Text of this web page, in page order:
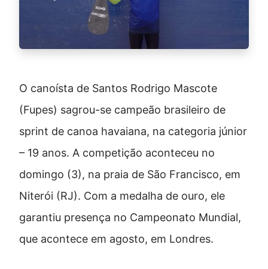
O canoísta de Santos Rodrigo Mascote
(Fupes) sagrou-se campeão brasileiro de
sprint de canoa havaiana, na categoria júnior
– 19 anos. A competição aconteceu no
domingo (3), na praia de São Francisco, em
Niterói (RJ). Com a medalha de ouro, ele
garantiu presença no Campeonato Mundial,
que acontece em agosto, em Londres.